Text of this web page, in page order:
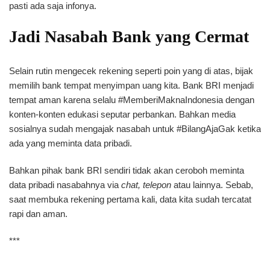
pasti ada saja infonya.
Jadi Nasabah Bank yang Cermat
Selain rutin mengecek rekening seperti poin yang di atas, bijak
memilih bank tempat menyimpan uang kita. Bank BRI menjadi
tempat aman karena selalu #MemberiMaknaIndonesia dengan
konten-konten edukasi seputar perbankan. Bahkan media
sosialnya sudah mengajak nasabah untuk #BilangAjaGak ketika
ada yang meminta data pribadi.
Bahkan pihak bank BRI sendiri tidak akan ceroboh meminta
data pribadi nasabahnya via chat, telepon atau lainnya. Sebab,
saat membuka rekening pertama kali, data kita sudah tercatat
rapi dan aman.
***